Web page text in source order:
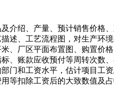
介绍、产量、预计销售价格
述、工艺流程图，对生产环
、厂区平面布置图、购置价格
、账款应收预付等周转次数
门和工资水平，估计项目工资
等扣除工资后的大致数值及占